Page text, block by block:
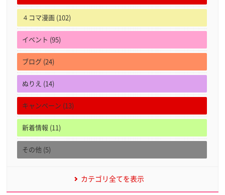
４コマ漫画 (102)
イベント (95)
ブログ (24)
ぬりえ (14)
キャンペーン (13)
新着情報 (11)
その他 (5)
カテゴリ全てを表示